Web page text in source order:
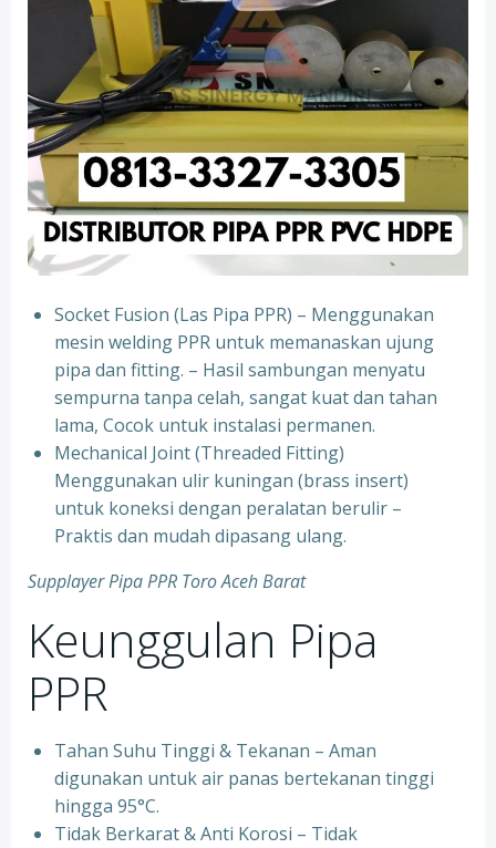
Socket Fusion (Las Pipa PPR) – Menggunakan
mesin welding PPR untuk memanaskan ujung
pipa dan fitting. – Hasil sambungan menyatu
sempurna tanpa celah, sangat kuat dan tahan
lama, Cocok untuk instalasi permanen.
⁠Mechanical Joint (Threaded Fitting)
Menggunakan ulir kuningan (brass insert)
untuk koneksi dengan peralatan berulir –
Praktis dan mudah dipasang ulang.
Supplayer Pipa PPR Toro Aceh Barat
Keunggulan Pipa
PPR
Tahan Suhu Tinggi & Tekanan – Aman
digunakan untuk air panas bertekanan tinggi
hingga 95°C.
⁠Tidak Berkarat & Anti Korosi – Tidak